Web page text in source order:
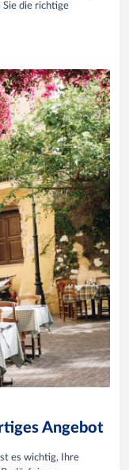
Sie die richtige
Angebot
es wichtig, Ihre